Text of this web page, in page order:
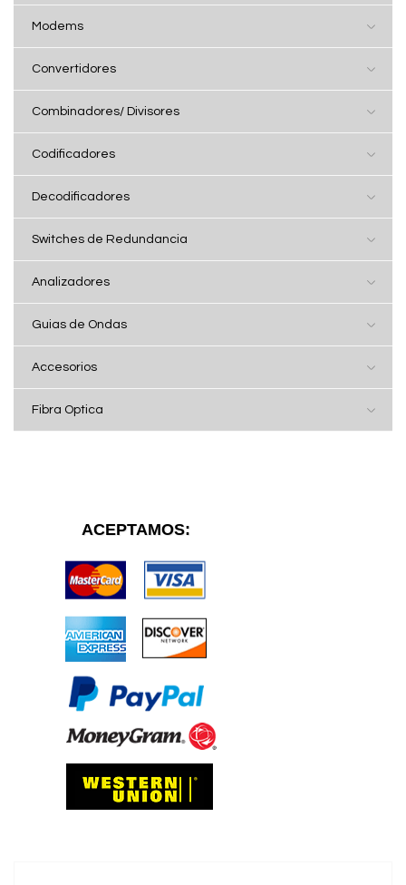
Modems
Convertidores
Combinadores/ Divisores
Codificadores
Decodificadores
Switches de Redundancia
Analizadores
Guias de Ondas
Accesorios
Fibra Optica
ACEPTAMOS: